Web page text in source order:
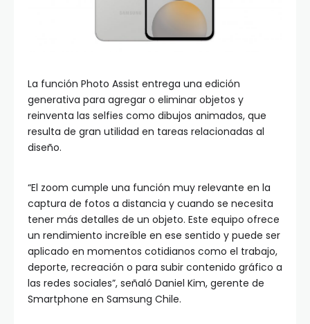
La función Photo Assist entrega una edición
generativa para agregar o eliminar objetos y
reinventa las selfies como dibujos animados, que
resulta de gran utilidad en tareas relacionadas al
diseño.
“El zoom cumple una función muy relevante en la
captura de fotos a distancia y cuando se necesita
tener más detalles de un objeto. Este equipo ofrece
un rendimiento increíble en ese sentido y puede ser
aplicado en momentos cotidianos como el trabajo,
deporte, recreación o para subir contenido gráfico a
las redes sociales”, señaló Daniel Kim, gerente de
Smartphone en Samsung Chile.